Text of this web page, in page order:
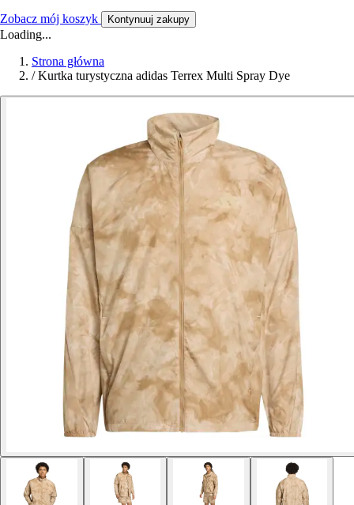
Zobacz mój koszyk Kontynuuj zakupy
Loading...
Strona główna
/ Kurtka turystyczna adidas Terrex Multi Spray Dye